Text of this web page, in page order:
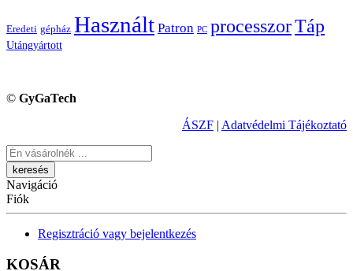
Eredeti gépház Használt Patron PC processzorTáp
Utángyártott
© GyGaTech
ÁSZF | Adatvédelmi Tájékoztató
Keresés
Navigáció
Fiók
Regisztráció vagy bejelentkezés
KOSÁR